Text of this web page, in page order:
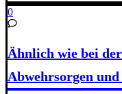
0
Ähnlich wie bei
Abwehrsorgen